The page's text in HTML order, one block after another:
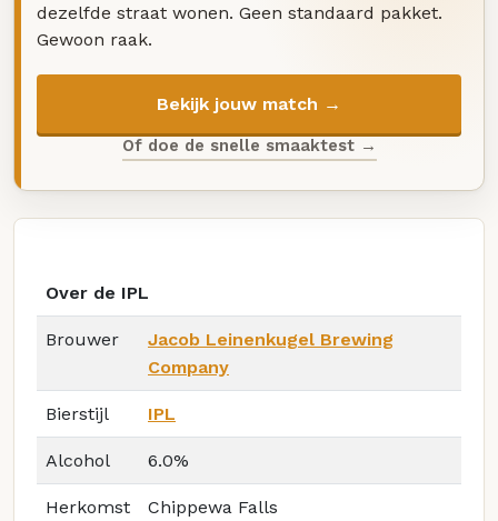
dezelfde straat wonen. Geen standaard pakket.
Gewoon raak.
Bekijk jouw match →
Of doe de snelle smaaktest →
Over de IPL
Brouwer
Jacob Leinenkugel Brewing
Company
Bierstijl IPL
Alcohol 6.0%
Herkomst Chippewa Falls